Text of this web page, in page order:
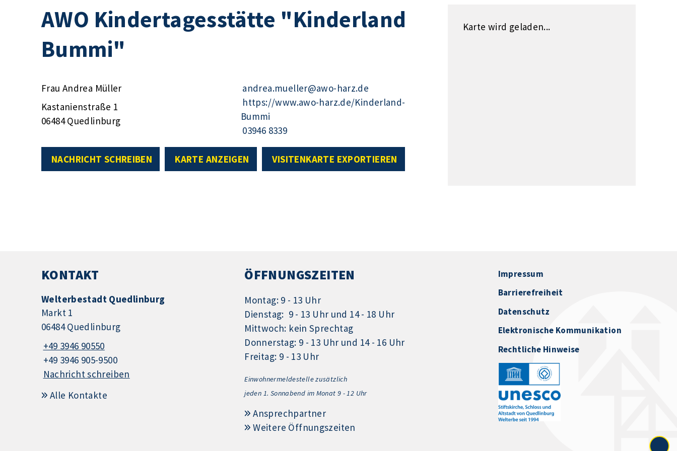
AWO Kindertagesstätte "Kinderland
Bummi"
Frau Andrea Müller
Kastanienstraße 1
06484 Quedlinburg
andrea.mueller@awo-harz.de
https://www.awo-harz.de/Kinderland-
Bummi
03946 8339
NACHRICHT SCHREIBEN KARTE ANZEIGEN VISITENKARTE EXPORTIEREN
Karte wird geladen...
KONTAKT
Welterbestadt Quedlinburg
Markt 1
06484 Quedlinburg
+49 3946 90550
+49 3946 905-9500
Nachricht schreiben
Alle Kontakte
ÖFFNUNGSZEITEN
Montag: 9 - 13 Uhr
Dienstag: 9 - 13 Uhr und 14 - 18 Uhr
Mittwoch: kein Sprechtag
Donnerstag: 9 - 13 Uhr und 14 - 16 Uhr
Freitag: 9 - 13 Uhr
Einwohnermeldestelle zusätzlich
jeden 1. Sonnabend im Monat 9 - 12 Uhr
Ansprechpartner
Weitere Öffnungszeiten
Impressum
Barrierefreiheit
Datenschutz
Elektronische Kommunikation
Rechtliche Hinweise